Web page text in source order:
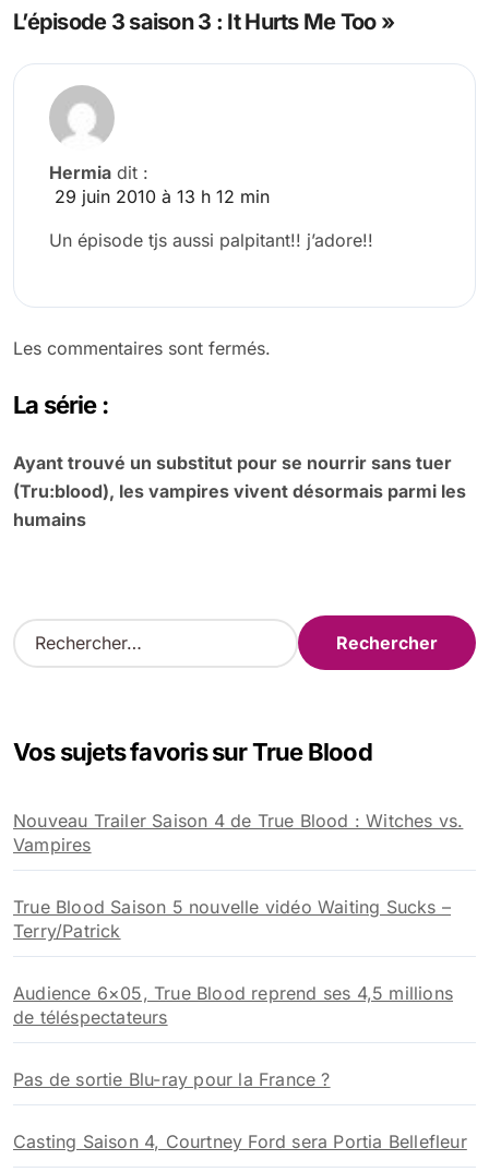
L’épisode 3 saison 3 : It Hurts Me Too »
Hermia dit :
29 juin 2010 à 13 h 12 min
Un épisode tjs aussi palpitant!! j’adore!!
Les commentaires sont fermés.
La série :
Ayant trouvé un substitut pour se nourrir sans tuer
(Tru:blood), les vampires vivent désormais parmi les
humains
R
e
r
e
r
Vos sujets favoris sur True Blood
Nouveau Trailer Saison 4 de True Blood : Witches vs.
Vampires
True Blood Saison 5 nouvelle vidéo Waiting Sucks –
Terry/Patrick
Audience 6×05, True Blood reprend ses 4,5 millions
de téléspectateurs
Pas de sortie Blu-ray pour la France ?
Casting Saison 4, Courtney Ford sera Portia Bellefleur